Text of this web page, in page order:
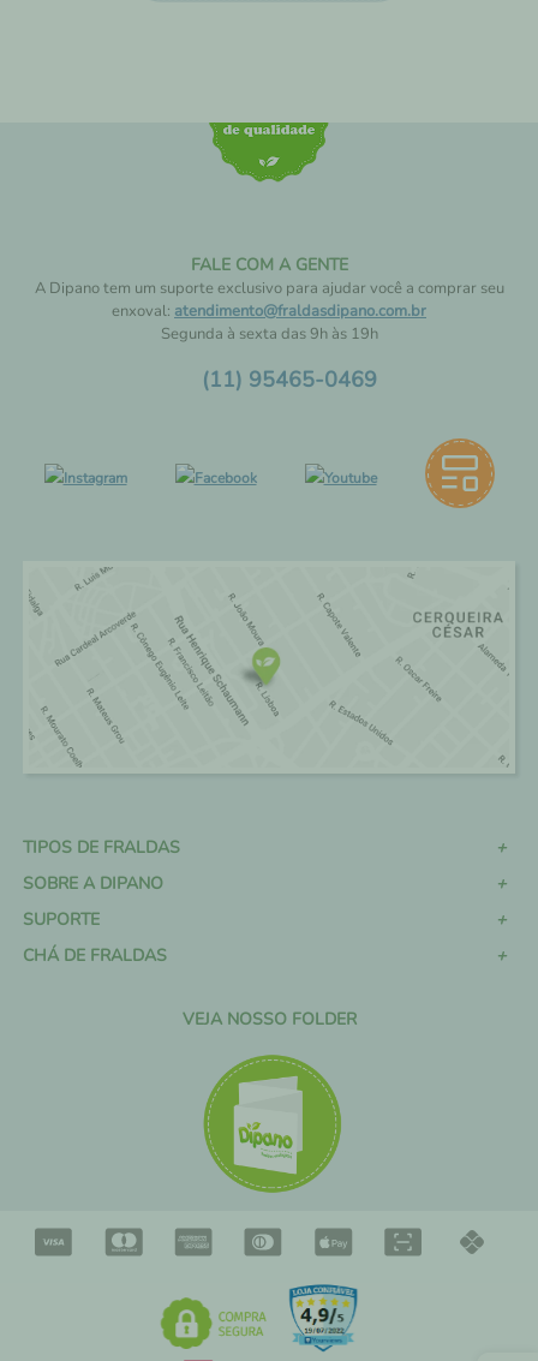
FALE COM A GENTE
A Dipano tem um suporte exclusivo para ajudar você a comprar seu
enxoval: atendimento@fraldasdipano.com.br
Segunda à sexta das 9h às 19h
(11) 95465-0469
TIPOS DE FRALDAS
SOBRE A DIPANO
SUPORTE
CHÁ DE FRALDAS
VEJA NOSSO FOLDER